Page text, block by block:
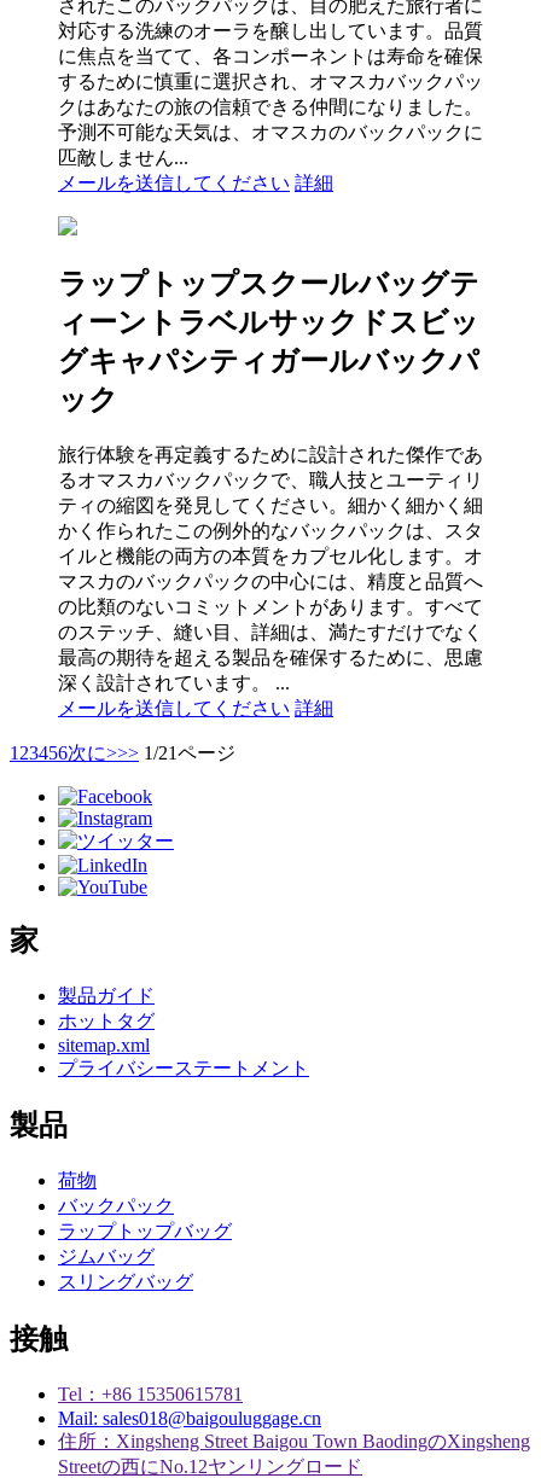
されたこのバックパックは、目の肥えた旅行者に
対応する洗練のオーラを醸し出しています。品質
に焦点を当てて、各コンポーネントは寿命を確保
するために慎重に選択され、オマスカバックパッ
クはあなたの旅の信頼できる仲間になりました。
予測不可能な天気は、オマスカのバックパックに
匹敵しません...
メールを送信してください 詳細
ラップトップスクールバッグテ
ィーントラベルサックドスビッ
グキャパシティガールバックパ
ック
旅行体験を再定義するために設計された傑作であ
るオマスカバックパックで、職人技とユーティリ
ティの縮図を発見してください。細かく細かく細
かく作られたこの例外的なバックパックは、スタ
イルと機能の両方の本質をカプセル化します。オ
マスカのバックパックの中心には、精度と品質へ
の比類のないコミットメントがあります。すべて
のステッチ、縫い目、詳細は、満たすだけでなく
最高の期待を超える製品を確保するために、思慮
深く設計されています。 ...
メールを送信してください 詳細
1 23456次に>>> 1/21ページ
家
製品ガイド
ホットタグ
sitemap.xml
プライバシーステートメント
製品
荷物
バックパック
ラップトップバッグ
ジムバッグ
スリングバッグ
接触
Tel：+86 15350615781
Mail: sales018@baigouluggage.cn
住所：Xingsheng Street Baigou Town BaodingのXingsheng
Streetの西にNo.12ヤンリングロード